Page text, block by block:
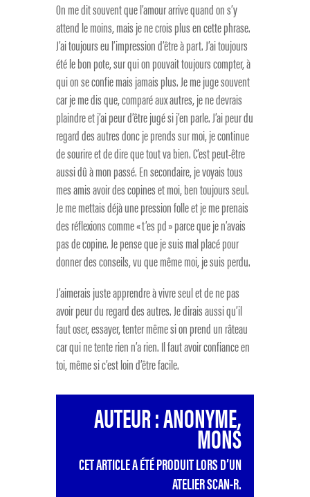
On me dit souvent que l’amour arrive quand on s’y
attend le moins, mais je ne crois plus en cette phrase.
J’ai toujours eu l’impression d’être à part. J’ai toujours
été le bon pote, sur qui on pouvait toujours compter, à
qui on se confie mais jamais plus. Je me juge souvent
car je me dis que, comparé aux autres, je ne devrais
plaindre et j’ai peur d’être jugé si j’en parle. J’ai peur du
regard des autres donc je prends sur moi, je continue
de sourire et de dire que tout va bien. C’est peut-être
aussi dû à mon passé. En secondaire, je voyais tous
mes amis avoir des copines et moi, ben toujours seul.
Je me mettais déjà une pression folle et je me prenais
des réflexions comme « t’es pd » parce que je n’avais
pas de copine. Je pense que je suis mal placé pour
donner des conseils, vu que même moi, je suis perdu.
J’aimerais juste apprendre à vivre seul et de ne pas
avoir peur du regard des autres. Je dirais aussi qu’il
faut oser, essayer, tenter même si on prend un râteau
car qui ne tente rien n’a rien. Il faut avoir confiance en
toi, même si c’est loin d’être facile.
AUTEUR : ANONYME,
MONS
CET ARTICLE A ÉTÉ PRODUIT LORS D’UN
ATELIER SCAN-R.